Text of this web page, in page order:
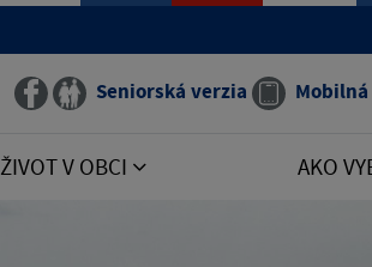
Seniorská verzia
ŽIVOT V OBCI AKO